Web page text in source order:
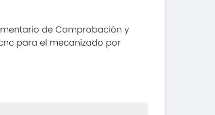
de Comprobación y
para el mecanizado por